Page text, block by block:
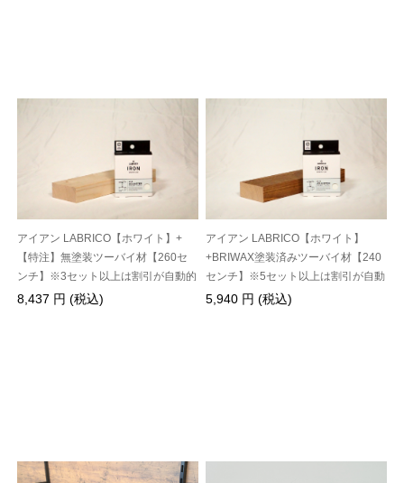
アイアン LABRICO【ホワイト】+
【特注】無塗装ツーバイ材【260セ
ンチ】※3セット以上は割引が自動的
に適用されます※
8,437 円 (税込)
アイアン LABRICO【ホワイト】
+BRIWAX塗装済みツーバイ材【240
センチ】※5セット以上は割引が自動
的に適用されます※
5,940 円 (税込)